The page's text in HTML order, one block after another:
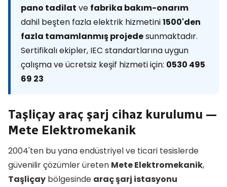
pano tadilat ve fabrika bakım-onarım
dahil beşten fazla elektrik hizmetini1500'den
fazla tamamlanmış projedesunmaktadır.
Sertifikalı ekipler, IEC standartlarına uygun
çalışma ve ücretsiz keşif hizmeti için: 0530 495
69 23
Taşliçay araç şarj cihaz kurulumu —
Mete Elektromekanik
2004'ten bu yana endüstriyel ve ticari tesislerde
güvenilir çözümler üreten Mete Elektromekanik,
Taşliçay bölgesinde araç şarj istasyonu